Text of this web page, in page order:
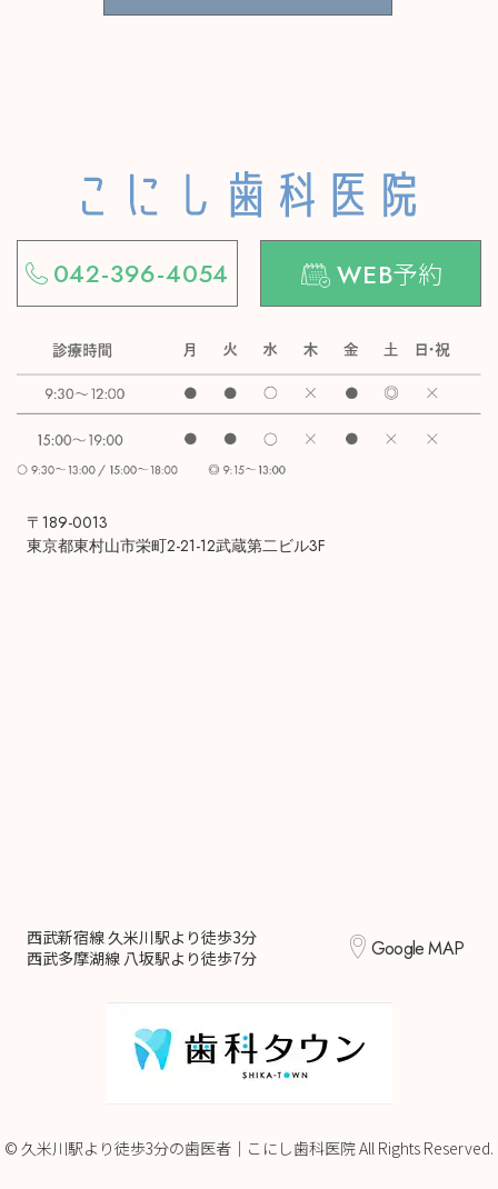
042-396-4054 WEB予約
〒189-0013
東京都東村山市栄町2-21-12武蔵第二ビル3F
西武新宿線 久米川駅より徒歩3分
西武多摩湖線 八坂駅より徒歩7分
Google MAP
© 久米川駅より徒歩3分の歯医者｜こにし歯科医院 All Rights Reserved.